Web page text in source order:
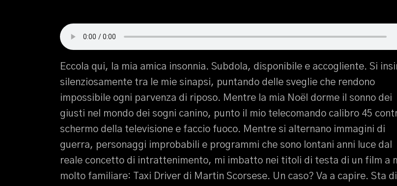
Eccola qui, la mia amica insonnia. Subdola, disponibile e accogliente. Si
silenziosamente tra le mie sinapsi, puntando delle sveglie che rendono
impossibile ogni parvenza di riposo. Mentre la mia Noël dorme il sonno dei
giusti nel mondo dei sogni canino, punto il mio telecomando calibro 45
schermo della televisione e faccio fuoco. Mentre si alternano immagini di
guerra, personaggi improbabili e programmi che sono lontani anni luce dal
reale concetto di intrattenimento, mi imbatto nei titoli di testa di un film a
molto familiare: Taxi Driver di Martin Scorsese. Un caso? Va a capire. Sta di